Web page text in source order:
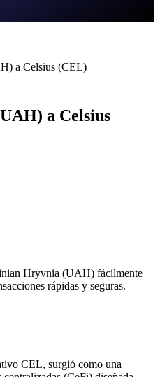
a Celsius (CEL)
a Celsius
Hryvnia (UAH) fácilmente
rápidas y seguras.
CEL, surgió como una